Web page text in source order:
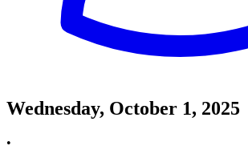
Wednesday, October 1, 2025
•